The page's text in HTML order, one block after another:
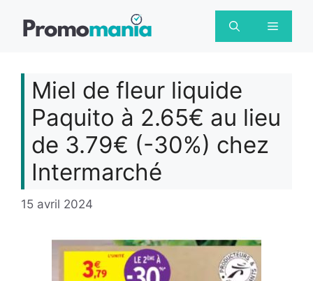
Menu
Miel de fleur liquide
Paquito à 2.65€ au lieu
de 3.79€ (-30%) chez
Intermarché
15 avril 2024